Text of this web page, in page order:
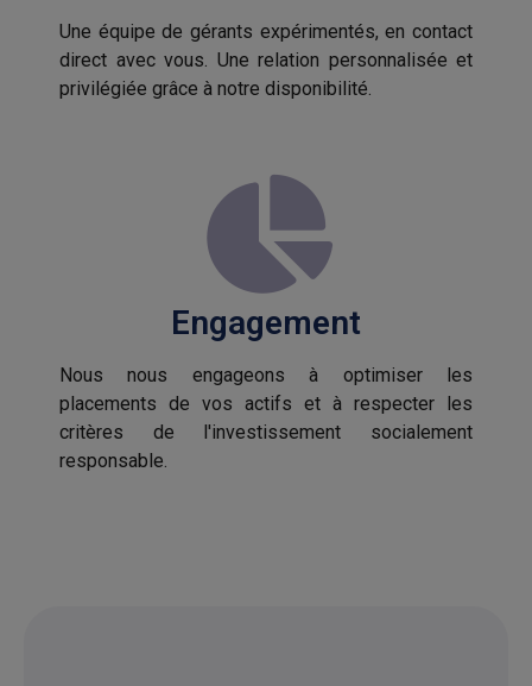
Une équipe de gérants expérimentés, en contact
direct avec vous. Une relation personnalisée et
privilégiée grâce à notre disponibilité.
Engagement
Nous nous engageons à optimiser les
placements de vos actifs et à respecter les
critères de l'investissement socialement
responsable.